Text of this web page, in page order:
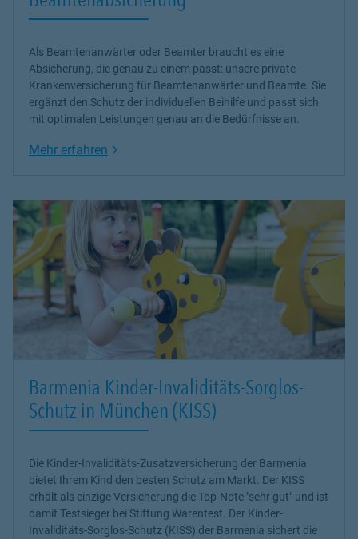
Als Beamtenanwärter oder Beamter braucht es eine
Absicherung, die genau zu einem passt: unsere private
Krankenversicherung für Beamtenanwärter und Beamte. Sie
ergänzt den Schutz der individuellen Beihilfe und passt sich
mit optimalen Leistungen genau an die Bedürfnisse an.
Mehr erfahren Link Opens in New Tab
Barmenia Kinder-Invaliditäts-Sorglos-
Schutz in München (KISS)
Die Kinder-Invaliditäts-Zusatzversicherung der Barmenia
bietet Ihrem Kind den besten Schutz am Markt. Der KISS
erhält als einzige Versicherung die Top-Note "sehr gut" und ist
damit Testsieger bei Stiftung Warentest. Der Kinder-
Invaliditäts-Sorglos-Schutz (KISS) der Barmenia sichert die